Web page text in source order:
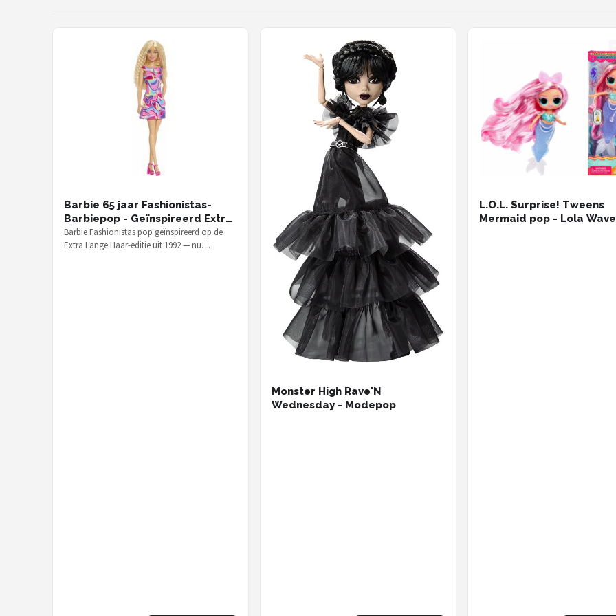
Barbie 65 jaar Fashionistas-
Barbiepop - Geïnspireerd Extra
Lange Haar 1992
Barbie Fashionistas pop geïnspireerd op de
Extra Lange Haar-editie uit 1992 — nu
Monster High Rave'N
Wednesday - Modepop
L.O.L. Surprise! Tweens
Mermaid pop - Lola